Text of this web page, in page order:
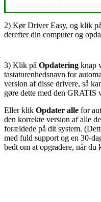
2) Kør Driver Easy, og klik på
derefter din computer og
3) Klik på Opdatering knap
tastaturenhedsnavn for
version af disse drivere, så
gøre dette med den GRATIS
Eller klik Opdater alle for
den korrekte version af alle
forældede på dit system.
med fuld support og en 30-
bedt om at opgradere, når du